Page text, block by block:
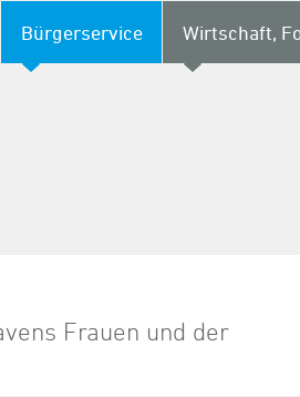
Bürgerservice Wirtschaft,
Frauen und der